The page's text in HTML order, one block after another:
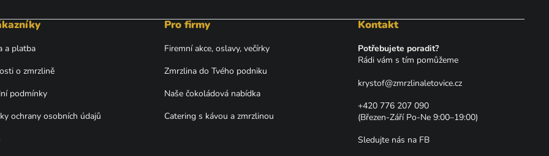
a platba
o zmrzlině
podmínky
ochrany osobních údajů
Pro firmy
Firemní akce, oslavy, večírky
Zmrzlina do Tvého podniku
Naše čokoládová nabídka
Catering s kávou a zmrzlinou
Kontakt
Potřebujete poradit?
Rádi vám s tím pomůžeme
krystof@zmrzlinaletovice.cz
+420 776 207 090
(Březen-Září Po-Ne 9:00–19:00)
Sledujte nás na FB